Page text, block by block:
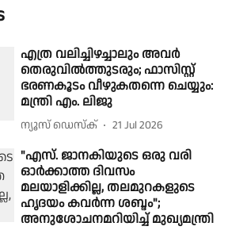
എത്ര വലിച്ചിഴച്ചാലും അവര്‍
തെരുവിൽത്തുടരും; ഫാസിസ്റ്റ്
ഭരണകൂടം വീഴുകതന്നെ ചെയ്യും:
മന്ത്രി എം. ലിജു
ന്യൂസ് ഡെസ്ക് 21 Jul 2026
"എസ്. ജാനകിയുടെ ഒരു വരി
ഓർക്കാത്ത ദിവസം
മലയാളിക്കില്ല, തലമുറകളുടെ
ഹൃദയം കവർന്ന ശബ്ദം";
അനുശോചനമറിയിച്ച് മുഖ്യമന്ത്രി